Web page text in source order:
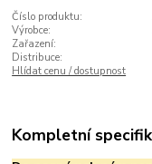
Číslo produktu:
Výrobce:
Zařazení:
Distribuce:
Hlídat cenu / dostupnost
Kompletní